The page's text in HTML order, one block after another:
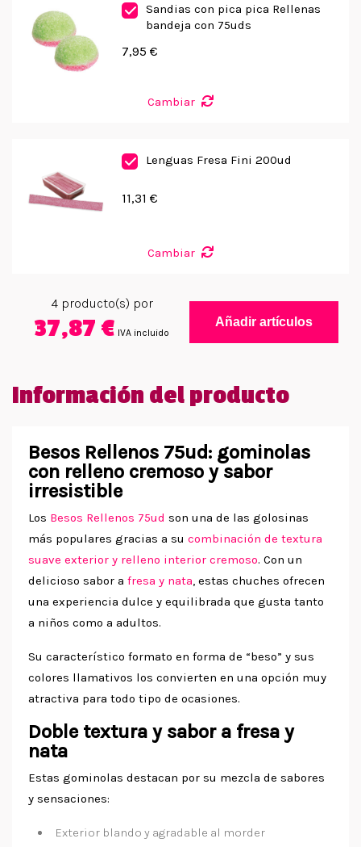
Sandias con pica pica Rellenas
bandeja con 75uds
7,95 €
Cambiar
Lenguas Fresa Fini 200ud
11,31 €
Cambiar
4producto(s) por
37,87 € IVA incluido
Añadir artículos
Información del producto
Besos Rellenos 75ud: gominolas
con relleno cremoso y sabor
irresistible
Los Besos Rellenos 75ud son una de las golosinas
más populares gracias a su combinación de textura
suave exterior y relleno interior cremoso. Con un
delicioso sabor a fresa y nata, estas chuches ofrecen
una experiencia dulce y equilibrada que gusta tanto
a niños como a adultos.
Su característico formato en forma de “beso” y sus
colores llamativos los convierten en una opción muy
atractiva para todo tipo de ocasiones.
Doble textura y sabor a fresa y
nata
Estas gominolas destacan por su mezcla de sabores
y sensaciones:
Exterior blando y agradable al morder